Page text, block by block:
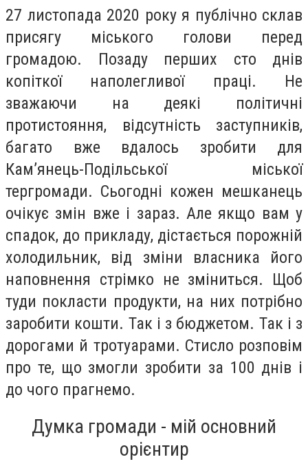
27 листопада 2020 року я публічно склав
присягу міського голови перед
громадою. Позаду перших сто днів
копіткої наполегливої праці. Не
зважаючи на деякі політичні
протистояння, відсутність заступників,
багато вже вдалось зробити для
Кам’янець-Подільської міської
тергромади. Сьогодні кожен мешканець
очікує змін вже і зараз. Але якщо вам у
спадок, до прикладу, дістається порожній
холодильник, від зміни власника його
наповнення стрімко не зміниться. Щоб
туди покласти продукти, на них потрібно
заробити кошти. Так і з бюджетом. Так і з
дорогами й тротуарами. Стисло розповім
про те, що змогли зробити за 100 днів і
до чого прагнемо.
Думка громади - мій основний
орієнтир